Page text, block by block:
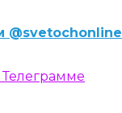
@svetochonline